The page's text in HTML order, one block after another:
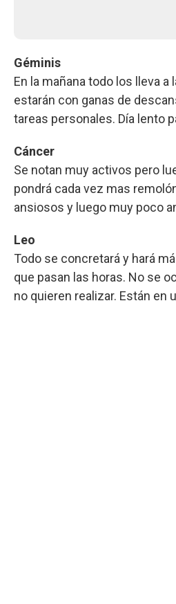
Géminis
En la mañana todo los lleva a
estarán con ganas de
tareas personales. Día lento
Cáncer
Se notan muy activos pero
pondrá cada vez mas
ansiosos y luego muy poco
Leo
Todo se concretará y hará
que pasan las horas. No se
no quieren realizar. Están en